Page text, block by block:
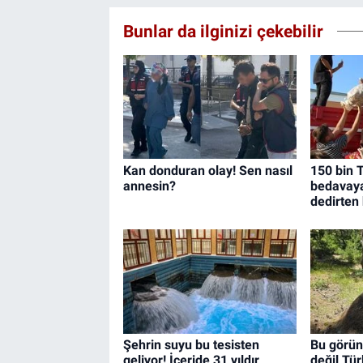
Bunlar da ilginizi çekebilir
Kan donduran olay! Sen nasıl
annesin?
150 bin
dedirten
Şehrin suyu bu tesisten
Bu